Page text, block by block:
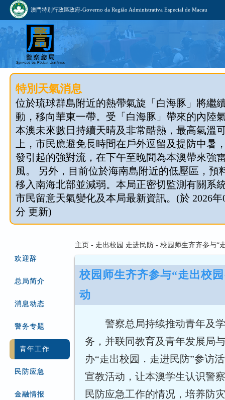
澳門特別行政區政府-Governo da Região Administrativa Especial de Macau
特別天氣消息
位於琉球群島附近的熱帶氣旋「白海豚」將繼
動，移向華東一帶。受「白海豚」帶來的內陸
本澳未來數日持續天晴及非常酷熱，最高氣溫
上，市民應避免長時間在戶外逗留及提防中暑
發引起的強對流，在下午至晚間為本澳帶來強
風。 另外，目前位於海南島附近的低壓區，預
移入南海北部並減弱。本局正密切監測有關系
市民留意天氣變化及本局最新資訊。(於 2026年
分 更新)
欢迎辞
总局简介
消息动态
警务专题
青年工作
民防应急
金融情报
主页 - 走出校园 走进民防 - 校园师生齐齐参与“
校园师生齐齐参与“走出校
动
警察总局持续推动青年及
务，并联同教育及青年发展局
办“走出校园．走进民防”参访
宣教活动，让本澳学生认识警
民防应急工作的情况，培养防